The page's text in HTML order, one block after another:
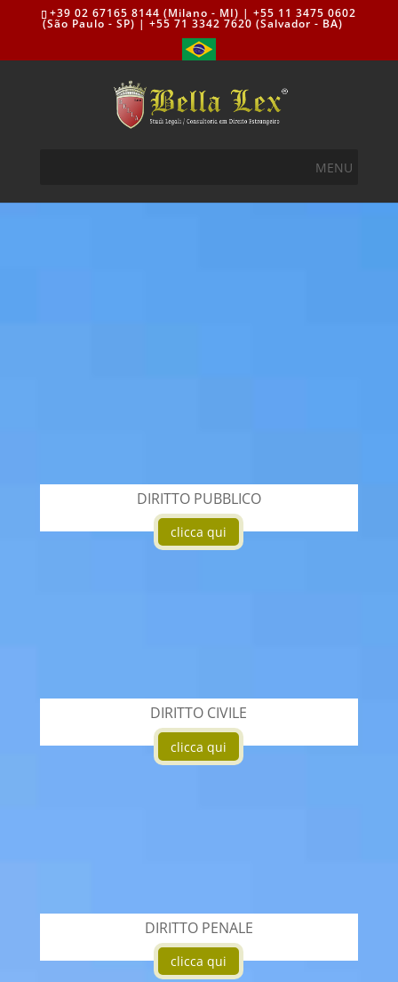
+39 02 67165 8144 (Milano - MI) | +55 11 3475 0602
(São Paulo - SP) | +55 71 3342 7620 (Salvador - BA)
MENU
DIRITTO PUBBLICO
clicca qui
DIRITTO CIVILE
clicca qui
DIRITTO PENALE
clicca qui